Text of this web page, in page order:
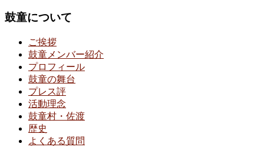
鼓童について
ご挨拶
鼓童メンバー紹介
プロフィール
鼓童の舞台
プレス評
活動理念
鼓童村・佐渡
歴史
よくある質問